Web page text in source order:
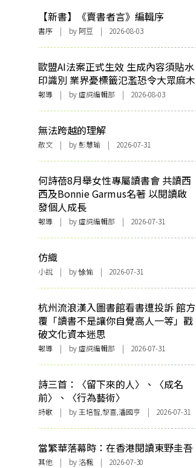
【新書】《賣書者言》編輯序
書序 | by 阿豆 | 2026-08-03
歐盟AI法案正式生效 生成內容須貼水
印識別 業界憂標籤氾濫恐令大眾麻木
報導 | by 虛詞編輯部 | 2026-08-03
無法跨越的理解
散文 | by 彭慧瑜 | 2026-07-31
何詩蓓8月舉女性專屬讀書會 共讀西
西及Bonnie Garmus名著 以閱讀啟
發個人成長
報導 | by 虛詞編輯部 | 2026-07-31
仿織
小說 | by 悇愉 | 2026-07-31
杭州流浪漢入圖書館看書遭投訴 館方
覆「讀書不是讓你自覺高人一等」戳
破文化資本迷思
報導 | by 虛詞編輯部 | 2026-07-31
詩三首：〈留下來的人〉、〈成名
前〉、〈行為藝術〉
詩歌 | by 王培智,黎喜,潘國亨 | 2026-07-31
當繁華落幕時：在香港閱讀東野圭吾
其他 | by洛楓 | 2026-07-30